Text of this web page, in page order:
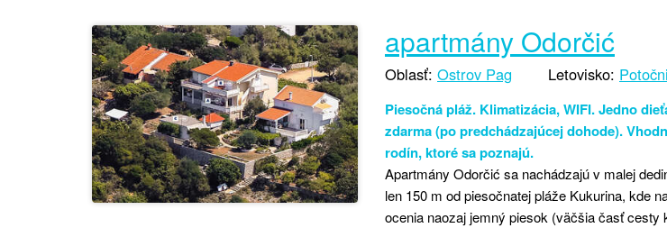
apartmány Odorčić
Oblasť: Ostrov Pag Letovisko:
Piesočná pláž. Klimatizácia, WIFI. Jedno
zdarma (po predchádzajúcej dohode).
rodín, ktoré sa poznajú.
Apartmány Odorčić sa nachádzajú v malej
len 150 m od piesočnatej pláže Kukurina, kde
ocenia naozaj jemný piesok (väčšia časť cesty